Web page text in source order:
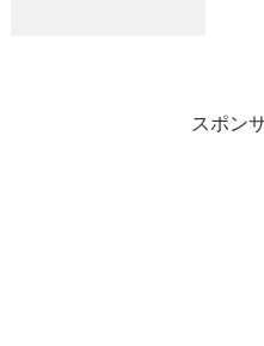
スポン